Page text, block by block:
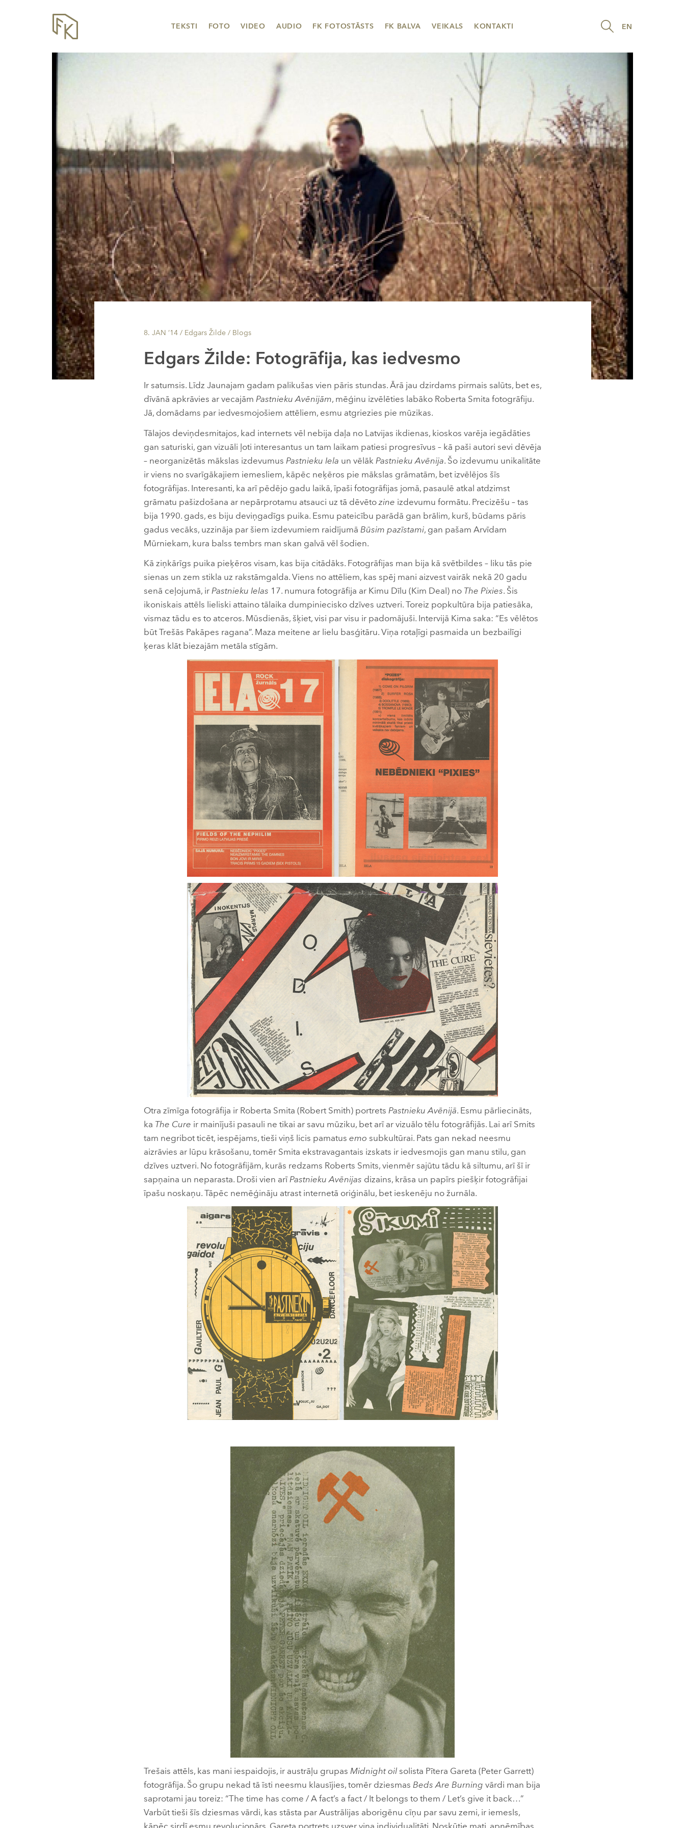
EN
TEKSTI FOTO VIDEO AUDIO FK FOTOSTĀSTS FK BALVA VEIKALS KONTAKTI
8. JAN ’14 / Edgars Žilde / Blogs
Edgars Žilde: Fotogrāfija, kas iedvesmo
Ir satumsis. Līdz Jaunajam gadam palikušas vien pāris stundas. Ārā jau dzirdams pirmais salūts, bet es,
dīvānā apkrāvies ar vecajām Pastnieku Avēnijām, mēģinu izvēlēties labāko Roberta Smita fotogrāfiju.
Jā, domādams par iedvesmojošiem attēliem, esmu atgriezies pie mūzikas.
Tālajos deviņdesmitajos, kad internets vēl nebija daļa no Latvijas ikdienas, kioskos varēja iegādāties
gan saturiski, gan vizuāli ļoti interesantus un tam laikam patiesi progresīvus – kā paši autori sevi dēvēja
– neorganizētās mākslas izdevumus Pastnieku Iela un vēlākPastnieku Avēnija. Šo izdevumu unikalitāte
ir viens no svarīgākajiem iemesliem, kāpēc neķēros pie mākslas grāmatām, bet izvēlējos šīs
fotogrāfijas. Interesanti, ka arī pēdējo gadu laikā, īpaši fotogrāfijas jomā, pasaulē atkal atdzimst
grāmatu pašizdošana ar nepārprotamu atsauci uz tā dēvētozine izdevumu formātu. Precizēšu – tas
bija 1990. gads, es biju deviņgadīgs puika. Esmu pateicību parādā gan brālim, kurš, būdams pāris
gadus vecāks, uzzināja par šiem izdevumiem raidījumā Būsim pazīstami, gan pašam Arvīdam
Mūrniekam, kura balss tembrs man skan galvā vēl šodien.
Kā ziņkārīgs puika pieķēros visam, kas bija citādāks. Fotogrāfijas man bija kā svētbildes – liku tās pie
sienas un zem stikla uz rakstāmgalda. Viens no attēliem, kas spēj mani aizvest vairāk nekā 20 gadu
senā ceļojumā, irPastnieku Ielas 17. numura fotogrāfija ar Kimu Dīlu (Kim Deal) no The Pixies. Šis
ikoniskais attēls lieliski attaino tālaika dumpiniecisko dzīves uztveri. Toreiz popkultūra bija patiesāka,
vismaz tādu es to atceros. Mūsdienās, šķiet, visi par visu ir padomājuši. Intervijā Kima saka: “Es vēlētos
būt Trešās Pakāpes ragana”. Maza meitene ar lielu basģitāru. Viņa rotaļīgi pasmaida un bezbailīgi
ķeras klāt biezajām metāla stīgām.
Otra zīmīga fotogrāfija ir Roberta Smita (Robert Smith) portrets Pastnieku Avēnijā. Esmu pārliecināts,
ka The Cure ir mainījuši pasauli ne tikai ar savu mūziku, bet arī ar vizuālo tēlu fotogrāfijās. Lai arī Smits
tam negribot ticēt, iespējams, tieši viņš licis pamatus emo subkultūrai. Pats gan nekad neesmu
aizrāvies ar lūpu krāsošanu, tomēr Smita ekstravagantais izskats ir iedvesmojis gan manu stilu, gan
dzīves uztveri. No fotogrāfijām, kurās redzams Roberts Smits, vienmēr sajūtu tādu kā siltumu, arī šī ir
sapņaina un neparasta. Droši vien arīPastnieku Avēnijas dizains, krāsa un papīrs piešķir fotogrāfijai
īpašu noskaņu. Tāpēc nemēģināju atrast internetā oriģinālu, bet ieskenēju no žurnāla.
Trešais attēls, kas mani iespaidojis, ir austrāļu grupas Midnight oil solista Pītera Gareta (Peter Garrett)
fotogrāfija. Šo grupu nekad tā īsti neesmu klausījies, tomēr dziesmas Beds Are Burning vārdi man bija
saprotami jau toreiz: “The time has come / A fact’s a fact / It belongs to them / Let’s give it back…”
Varbūt tieši šīs dziesmas vārdi, kas stāsta par Austrālijas aborigēnu cīņu par savu zemi, ir iemesls,